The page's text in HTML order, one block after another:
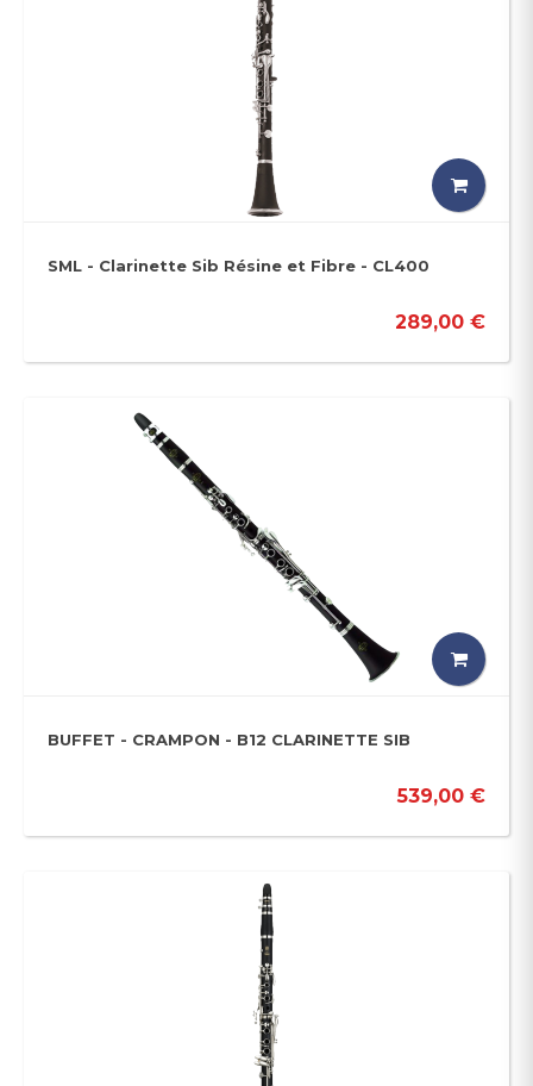
SML - Clarinette Sib Résine et Fibre - CL400
289,00 €
BUFFET - CRAMPON - B12 CLARINETTE SIB
539,00 €